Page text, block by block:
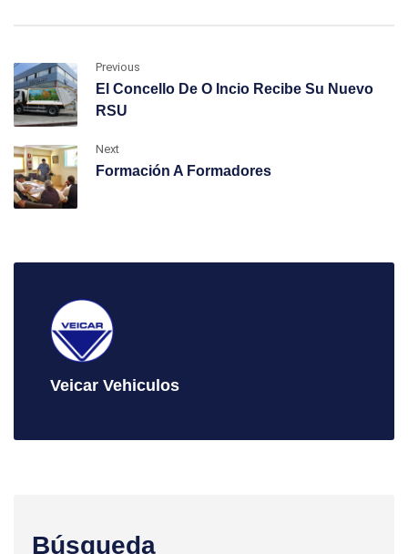
Previous
El Concello De O Incio Recibe Su Nuevo
RSU
Next
Formación A Formadores
Veicar Vehiculos
Búsqueda